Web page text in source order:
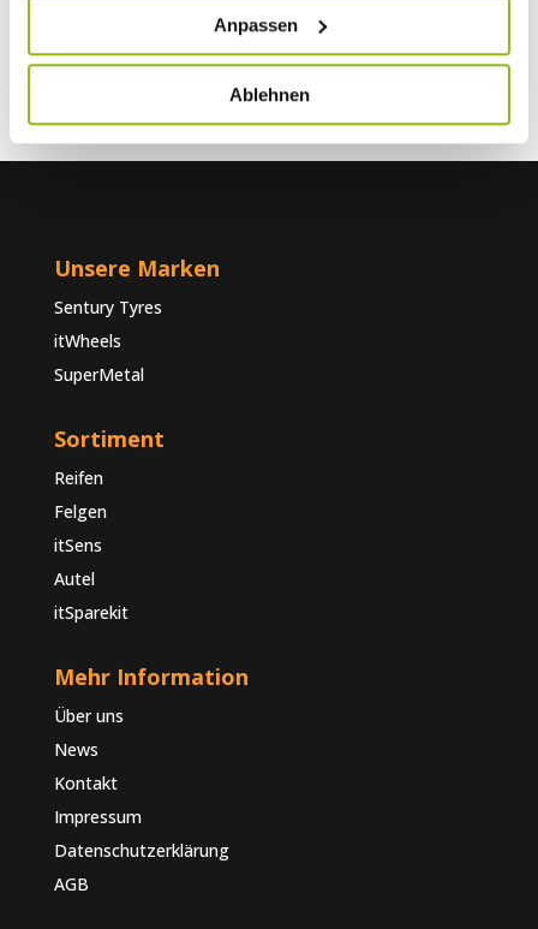
Anpassen
Ablehnen
Unsere Marken
Sentury Tyres
itWheels
SuperMetal
Sortiment
Reifen
Felgen
itSens
Autel
itSparekit
Mehr Information
Über uns
News
Kontakt
Impressum
Datenschutzerklärung
AGB